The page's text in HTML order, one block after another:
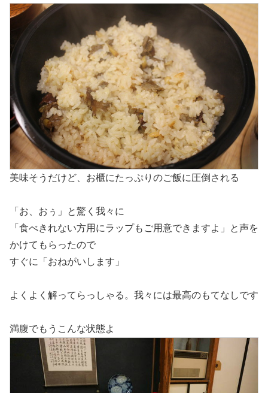
美味そうだけど、お櫃にたっぷりのご飯に圧倒される
「お、おぅ」と驚く我々に
「食べきれない方用にラップもご用意できますよ」と声を
かけてもらったので
すぐに「おねがいします」
よくよく解ってらっしゃる。我々には最高のもてなしです
満腹でもうこんな状態よ